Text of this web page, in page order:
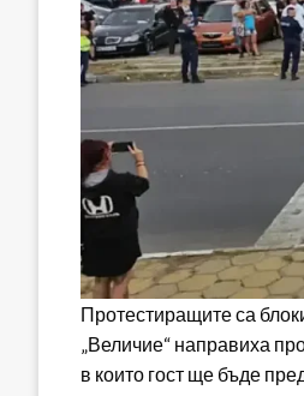
Протестиращите са
„Величие“ направиха
в които гост ще бъде